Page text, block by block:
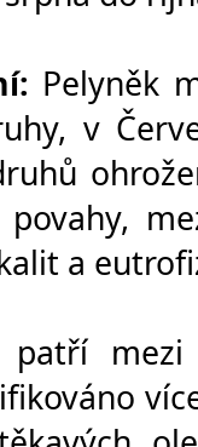
Pelyněk
v
a
mezi